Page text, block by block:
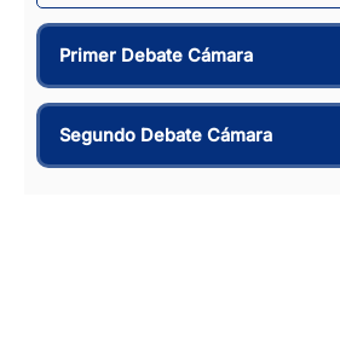
Primer Debate Cámara
Segundo Debate Cámara